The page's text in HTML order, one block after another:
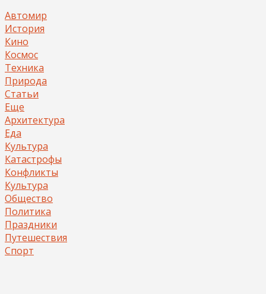
Автомир
История
Кино
Космос
Техника
Природа
Статьи
Еще
Архитектура
Еда
Культура
Катастрофы
Конфликты
Культура
Общество
Политика
Праздники
Путешествия
Спорт